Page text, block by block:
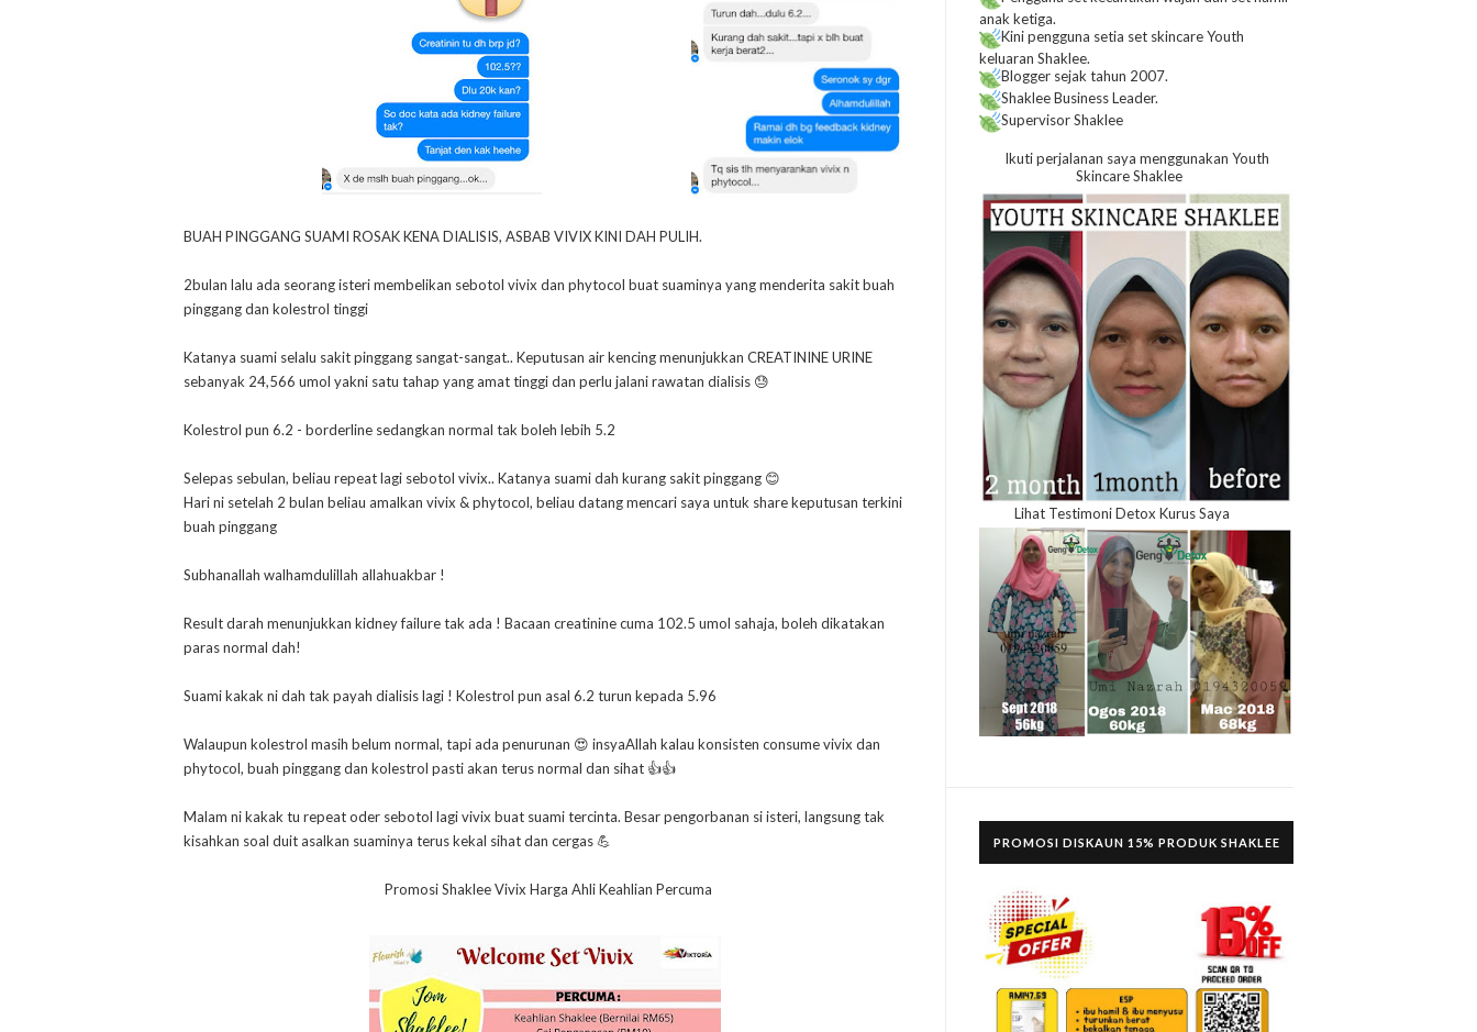
BUAH PINGGANG SUAMI ROSAK KENA DIALISIS, ASBAB VIVIX KINI DAH PULIH.
2bulan lalu ada seorang isteri membelikan sebotol vivix dan phytocol buat suaminya yang menderita sakit buah
pinggang dan kolestrol tinggi
Katanya suami selalu sakit pinggang sangat-sangat.. Keputusan air kencing menunjukkan CREATININE URINE
sebanyak 24,566 umol yakni satu tahap yang amat tinggi dan perlu jalani rawatan dialisis 😓
Kolestrol pun 6.2 - borderline sedangkan normal tak boleh lebih 5.2
Selepas sebulan, beliau repeat lagi sebotol vivix.. Katanya suami dah kurang sakit pinggang 😊
Hari ni setelah 2 bulan beliau amalkan vivix & phytocol, beliau datang mencari saya untuk share keputusan terkini
buah pinggang
Subhanallah walhamdulillah allahuakbar !
Result darah menunjukkan kidney failure tak ada ! Bacaan creatinine cuma 102.5 umol sahaja, boleh dikatakan
paras normal dah!
Suami kakak ni dah tak payah dialisis lagi ! Kolestrol pun asal 6.2 turun kepada 5.96
Walaupun kolestrol masih belum normal, tapi ada penurunan 😍 insyaAllah kalau konsisten consume vivix dan
phytocol, buah pinggang dan kolestrol pasti akan terus normal dan sihat 👍👍
Malam ni kakak tu repeat oder sebotol lagi vivix buat suami tercinta. Besar pengorbanan si isteri, langsung tak
kisahkan soal duit asalkan suaminya terus kekal sihat dan cergas 💪
Promosi Shaklee Vivix Harga Ahli Keahlian Percuma
anak ketiga.
Kini pengguna setia set skincare Youth
keluaran Shaklee.
Blogger sejak tahun 2007.
Shaklee Business Leader.
Supervisor Shaklee
Ikuti perjalanan saya menggunakan Youth
Skincare Shaklee
Lihat Testimoni Detox Kurus Saya
PROMOSI DISKAUN 15% PRODUK SHAKLEE